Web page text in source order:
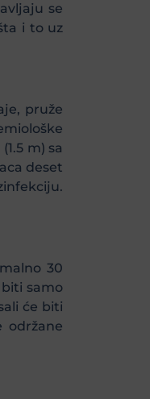
se
i to uz
pruže
m) sa
deset
30
samo
će biti
održane